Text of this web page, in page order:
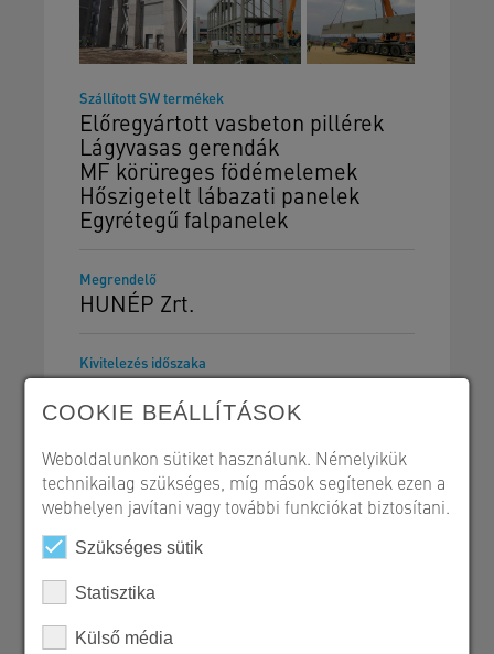
Szállított SW termékek
Előregyártott vasbeton pillérek
Lágyvasas gerendák
MF körüreges födémelemek
Hőszigetelt lábazati panelek
Egyrétegű falpanelek
Megrendelő
HUNÉP Zrt.
Kivitelezés időszaka
2023.
Szerkezetépítés
Referencialap - PDF
COOKIE BEÁLLÍTÁSOK
Weboldalunkon sütiket használunk. Némelyikük
technikailag szükséges, míg mások segítenek ezen a
webhelyen javítani vagy további funkciókat biztosítani.
Szükséges sütik
Statisztika
Külső média